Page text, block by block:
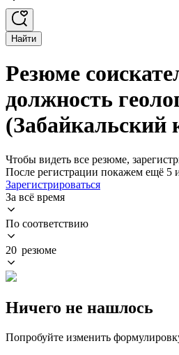
Найти
Резюме
должность
(Забайкальский
Чтобы видеть все резюме,
После регистрации покажем ещё 5
Зарегистрироваться
За всё время
По соответствию
20 резюме
Ничего не нашлось
Попробуйте изменить